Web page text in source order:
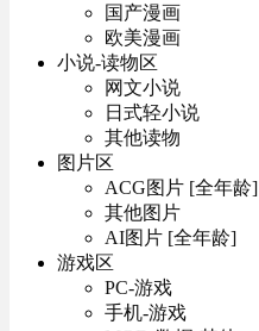
国产漫画
欧美漫画
小说-读物区
网文小说
日式轻小说
其他读物
图片区
ACG图片 [全年龄]
其他图片
AI图片 [全年龄]
游戏区
PC-游戏
手机-游戏